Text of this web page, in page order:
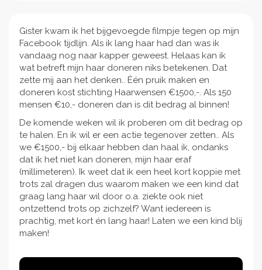
Gister kwam ik het bijgevoegde filmpje tegen op mijn
Facebook tijdlijn. Als ik lang haar had dan was ik
vandaag nog naar kapper geweest. Helaas kan ik
wat betreft mijn haar doneren niks betekenen. Dat
zette mij aan het denken.. Één pruik maken en
doneren kost stichting Haarwensen €1500,-. Als 150
mensen €10,- doneren dan is dit bedrag al binnen!
De komende weken wil ik proberen om dit bedrag op
te halen. En ik wil er een actie tegenover zetten.. Als
we €1500,- bij elkaar hebben dan haal ik, ondanks
dat ik het niet kan doneren, mijn haar eraf
(millimeteren). Ik weet dat ik een heel kort koppie met
trots zal dragen dus waarom maken we een kind dat
graag lang haar wil door o.a. ziekte ook niet
ontzettend trots op zichzelf? Want iedereen is
prachtig, met kort én lang haar! Laten we een kind blij
maken!